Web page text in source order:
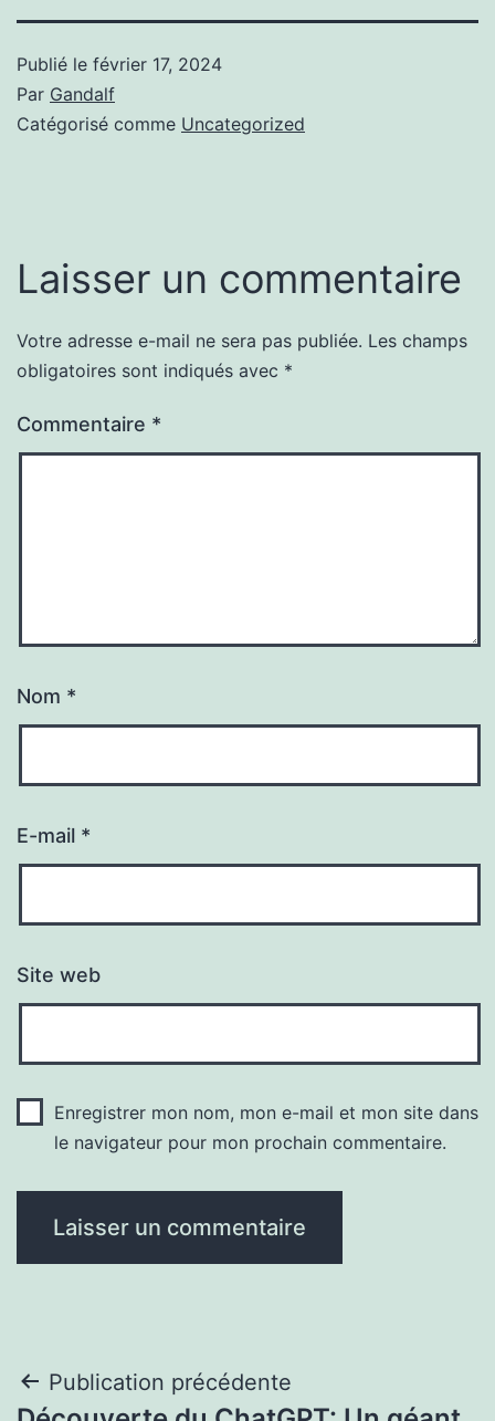
Publié le février 17, 2024
Par Gandalf
Catégorisé comme Uncategorized
Laisser un commentaire
Votre adresse e-mail ne sera pas publiée. Les champs
obligatoires sont indiqués avec *
Commentaire *
Nom *
E-mail *
Site web
Enregistrer mon nom, mon e-mail et mon site dans
le navigateur pour mon prochain commentaire.
Navigation
Publication précédente